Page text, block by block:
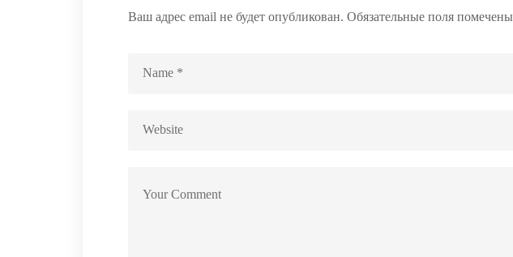
Ваш адрес email не будет опубликован. Обязательные поля помечены